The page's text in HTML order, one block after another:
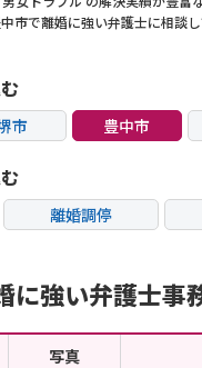
市で離婚に強い弁護士に相談し
市 豊中市
離婚調停
熟年離婚
に強い弁護士事
写真